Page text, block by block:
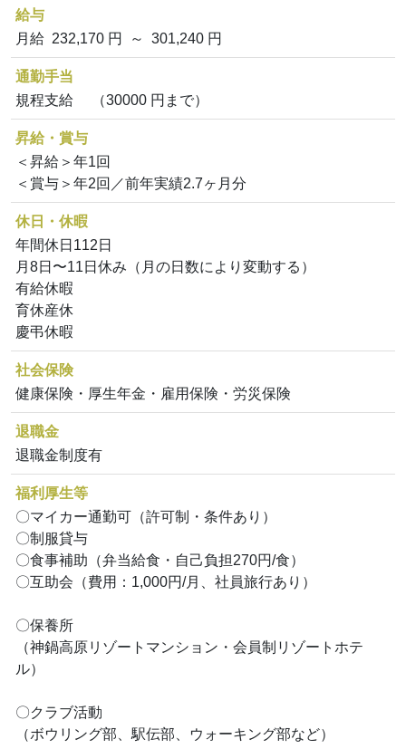
給与
月給 232,170 円 ～ 301,240 円
通勤手当
規程支給 （30000 円まで）
昇給・賞与
＜昇給＞年1回
＜賞与＞年2回／前年実績2.7ヶ月分
休日・休暇
年間休日112日
月8日〜11日休み（月の日数により変動する）
有給休暇
育休産休
慶弔休暇
社会保険
健康保険・厚生年金・雇用保険・労災保険
退職金
退職金制度有
福利厚生等
〇マイカー通勤可（許可制・条件あり）
〇制服貸与
〇食事補助（弁当給食・自己負担270円/食）
〇互助会（費用：1,000円/月、社員旅行あり）
〇保養所
（神鍋高原リゾートマンション・会員制リゾートホテ
ル）
〇クラブ活動
（ボウリング部、駅伝部、ウォーキング部など）